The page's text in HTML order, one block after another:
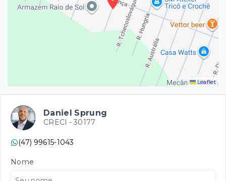
Leaflet
Daniel Sprung
CRECI - 30177
(47) 99615-1043
Nome